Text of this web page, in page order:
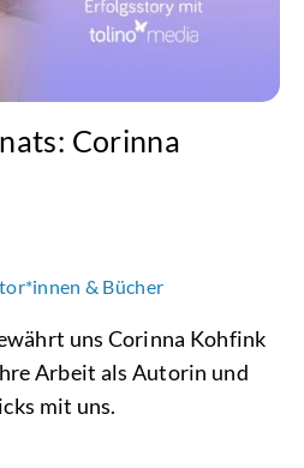
Corinna
& Bücher
uns Corinna Kohfink
Arbeit als Autorin und
mit uns.